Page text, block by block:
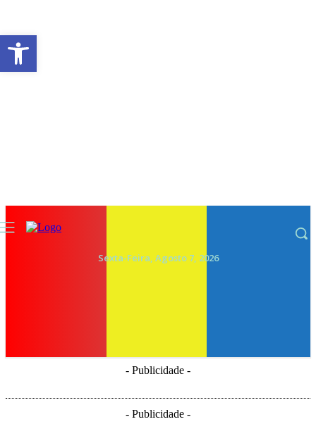
Sexta-Feira, Agosto 7, 2026
- Publicidade -
- Publicidade -
Abrir a barra de ferramentas